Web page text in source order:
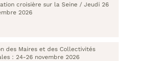
croisière sur la Seine / Jeudi 26
2026
des Maires et des Collectivités
: 24-26 novembre 2026